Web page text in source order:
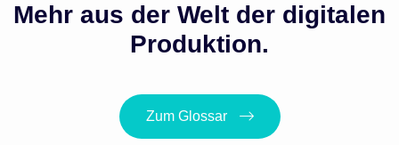
Mehr aus der Welt der digitalen
Produktion.
Zum Glossar